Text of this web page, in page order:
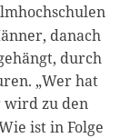
danach
durch
„Wer hat
wird zu den
ist in Folge